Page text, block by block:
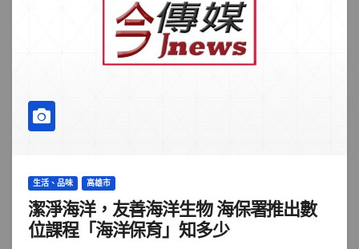
生活、品味 高雄市
潔淨海洋，友善海洋生物 海保署推出數
位課程「海洋保育」知多少